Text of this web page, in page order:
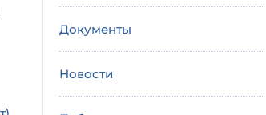
Документы
Новости